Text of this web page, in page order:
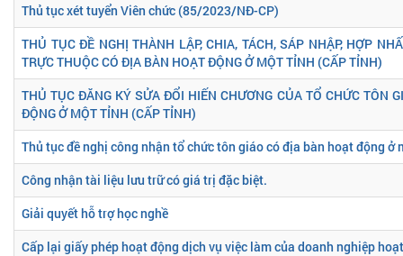
Thủ tục xét tuyển Viên chức (85/2023/NĐ-CP)
THỦ TỤC ĐỀ NGHỊ THÀNH LẬP, CHIA, TÁCH, SÁP NHẬP, HỢP
TRỰC THUỘC CÓ ĐỊA BÀN HOẠT ĐỘNG Ở MỘT TỈNH (CẤP TỈNH)
THỦ TỤC ĐĂNG KÝ SỬA ĐỔI HIẾN CHƯƠNG CỦA TỔ CHỨC TÔN
ĐỘNG Ở MỘT TỈNH (CẤP TỈNH)
Thủ tục đề nghị công nhận tổ chức tôn giáo có địa bàn hoạt động ở
Công nhận tài liệu lưu trữ có giá trị đặc biệt.
Giải quyết hỗ trợ học nghề
Cấp lại giấy phép hoạt động dịch vụ việc làm của doanh nghiệp